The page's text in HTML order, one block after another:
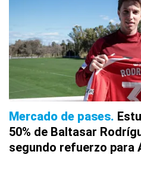
Mercado de pases
50% de Baltasar
segundo refuerzo para